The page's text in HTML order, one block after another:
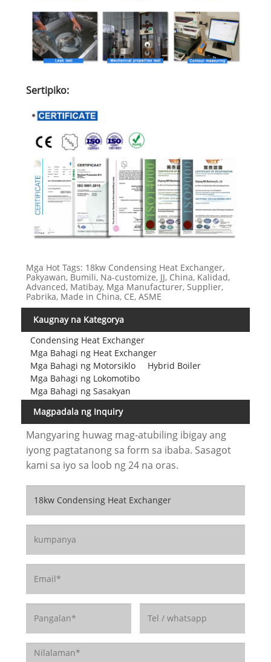
Sertipiko:
Mga Hot Tags: 18kw Condensing Heat Exchanger,
Pakyawan, Bumili, Na-customize, JJ, China, Kalidad,
Advanced, Matibay, Mga Manufacturer, Supplier,
Pabrika, Made in China, CE, ASME
Kaugnay na Kategorya
Condensing Heat Exchanger
Mga Bahagi ng Heat Exchanger
Mga Bahagi ng Motorsiklo
Hybrid Boiler
Mga Bahagi ng Lokomotibo
Mga Bahagi ng Sasakyan
Magpadala ng Inquiry
Mangyaring huwag mag-atubiling ibigay ang
iyong pagtatanong sa form sa ibaba. Sasagot
kami sa iyo sa loob ng 24 na oras.